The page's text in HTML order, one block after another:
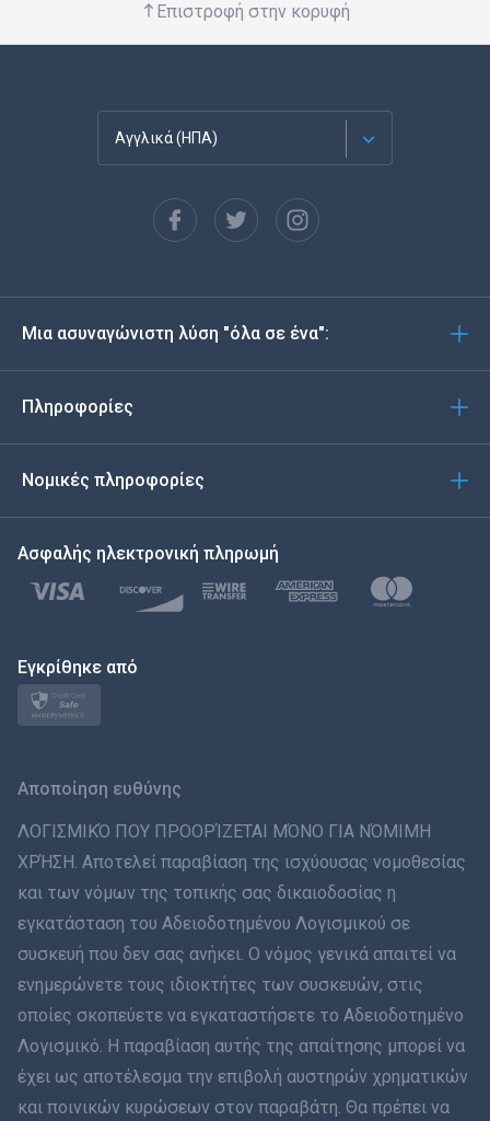
Επιστροφή στην κορυφή
Αγγλικά (ΗΠΑ)
Español
Deutsch
Italiano
Türkçe
Polski
日本
ภาษาไทย
Dansk
हिंदी
עברית
Μια ασυναγώνιστη λύση "όλα σε ένα":
Πληροφορίες
Νομικές πληροφορίες
Ασφαλής ηλεκτρονική πληρωμή
Εγκρίθηκε από
Αποποίηση ευθύνης
ΛΟΓΙΣΜΙΚΌ ΠΟΥ ΠΡΟΟΡΊΖΕΤΑΙ ΜΌΝΟ ΓΙΑ ΝΌΜΙΜΗ
ΧΡΉΣΗ. Αποτελεί παραβίαση της ισχύουσας νομοθεσίας
και των νόμων της τοπικής σας δικαιοδοσίας η
εγκατάσταση του Αδειοδοτημένου Λογισμικού σε
συσκευή που δεν σας ανήκει. Ο νόμος γενικά απαιτεί να
ενημερώνετε τους ιδιοκτήτες των συσκευών, στις
οποίες σκοπεύετε να εγκαταστήσετε το Αδειοδοτημένο
Λογισμικό. Η παραβίαση αυτής της απαίτησης μπορεί να
έχει ως αποτέλεσμα την επιβολή αυστηρών χρηματικών
και ποινικών κυρώσεων στον παραβάτη. Θα πρέπει να